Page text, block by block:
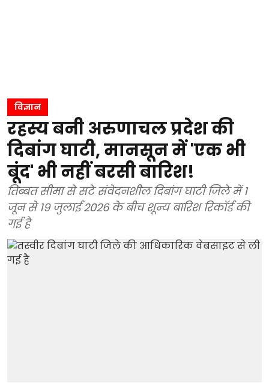
विज्ञान
रहस्य बनी अरुणाचल प्रदेश की
दिबांग घाटी, मानसून में 'एक भी
बूंद' भी नहीं बरसी बारिश!
तिब्बत सीमा से सटे संवेदनशील दिबांग घाटी जिले में 1
जून से 19 जुलाई 2026 के बीच शून्य बारिश रिकॉर्ड की
गई है